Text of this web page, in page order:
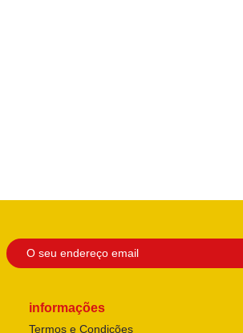
informações
Termos e Condições